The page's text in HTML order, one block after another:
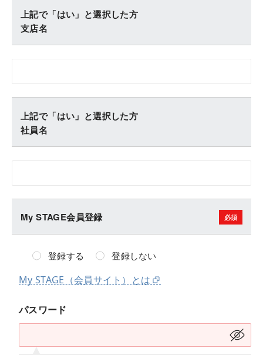
上記で「はい」と選択した方
支店名
上記で「はい」と選択した方
社員名
My STAGE会員登録
登録する 登録しない
My STAGE（会員サイト）とは
パスワード